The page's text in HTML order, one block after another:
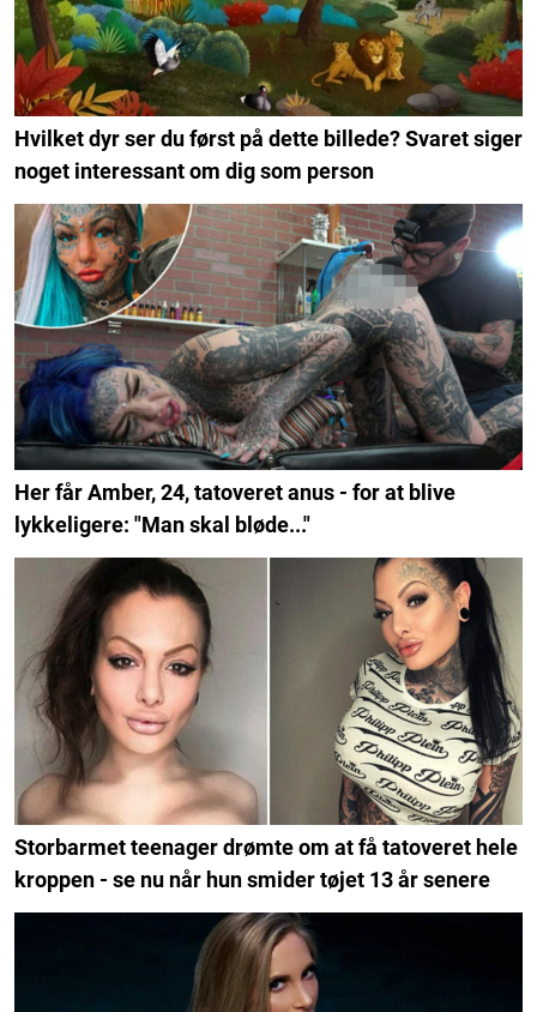
Hvilket dyr ser du først på dette billede? Svaret siger
noget interessant om dig som person
Her får Amber, 24, tatoveret anus - for at blive
lykkeligere: "Man skal bløde..."
Storbarmet teenager drømte om at få tatoveret hele
kroppen - se nu når hun smider tøjet 13 år senere